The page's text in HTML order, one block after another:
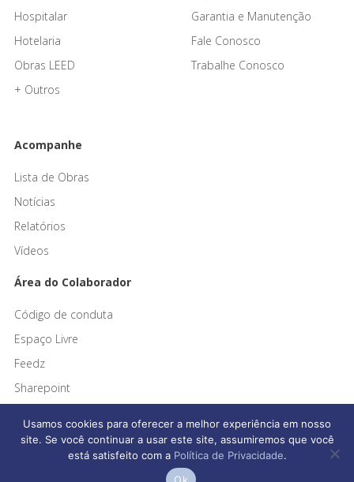
Hospitalar
Hotelaria
Obras LEED
+ Outros
Garantia e Manutenção
Fale Conosco
Trabalhe Conosco
Acompanhe
Lista de Obras
Notícias
Relatórios
Vídeos
Área do Colaborador
Código de conduta
Espaço Livre
Feedz
Sharepoint
Afonso França Engenharia © 2026 Todos os direitos reservados
Usamos cookies para oferecer a melhor experiência em nosso
site. Se você continuar a usar este site, assumiremos que você
está satisfeito com a Política de Privacidade.
Ok